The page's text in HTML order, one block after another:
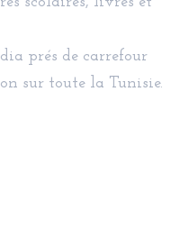
prés de carrefour
sur toute la Tunisie.